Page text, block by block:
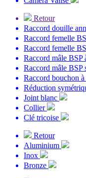
Retour
Raccord douille
Raccord femelle
Raccord femelle
Raccord mâle BSP
Raccord mâle BSP
Raccord bouchon
Réduction
Joint blanc
Collier
Clé tricoise
Retour
Aluminium
Inox
Bronze